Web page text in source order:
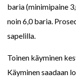
baria (minimipaine
noin 6,0 baria.
sapelilla.
Toinen käyminen
Käyminen saadaan